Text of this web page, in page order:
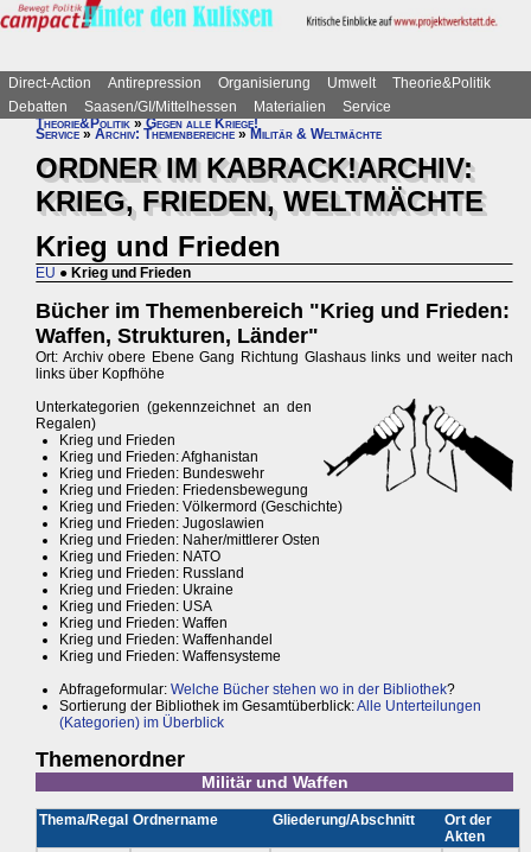
Direct-Action Antirepression Organisierung Umwelt
Theorie&Politik
Debatten
Saasen/GI/Mittelhessen Materialien
Service
Theorie&Politik»Gegen alle Kriege!
Service » Archiv: Themenbereiche » Militär & Weltmächte
ORDNER IM KABRACK!ARCHIV:
KRIEG, FRIEDEN, WELTMÄCHTE
Krieg und Frieden
EU ● Krieg und Frieden
Bücher im Themenbereich "Krieg und Frieden:
Waffen, Strukturen, Länder"
Ort: Archiv obere Ebene Gang Richtung Glashaus links und weiter nach
links über Kopfhöhe
Unterkategorien (gekennzeichnet an den
Regalen)
Krieg und Frieden
Krieg und Frieden: Afghanistan
Krieg und Frieden: Bundeswehr
Krieg und Frieden: Friedensbewegung
Krieg und Frieden: Völkermord (Geschichte)
Krieg und Frieden: Jugoslawien
Krieg und Frieden: Naher/mittlerer Osten
Krieg und Frieden: NATO
Krieg und Frieden: Russland
Krieg und Frieden: Ukraine
Krieg und Frieden: USA
Krieg und Frieden: Waffen
Krieg und Frieden: Waffenhandel
Krieg und Frieden: Waffensysteme
Abfrageformular: Welche Bücher stehen wo in der Bibliothek?
Sortierung der Bibliothek im Gesamtüberblick:Alle Unterteilungen
(Kategorien) im Überblick
Themenordner
Militär und Waffen
Thema/Regal Ordnername Gliederung/Abschnitt
Ort der
Akten